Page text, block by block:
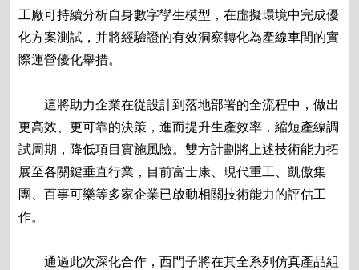
工廠可持續分析自身數字孿生模型，在虛擬環境中完成優
化方案測試，并將經驗證的有效洞察轉化為產線車間的實
際運營優化舉措。
這將助力企業在從設計到落地部署的全流程中，做出
更高效、更可靠的決策，進而提升生產效率，縮短產線調
試周期，降低項目實施風險。雙方計劃將上述技術能力拓
展至各關鍵垂直行業，目前富士康、現代重工、凱傲集
團、百事可樂等多家企業已啟動相關技術能力的評估工
作。
通過此次深化合作，西門子將在其全系列仿真產品組